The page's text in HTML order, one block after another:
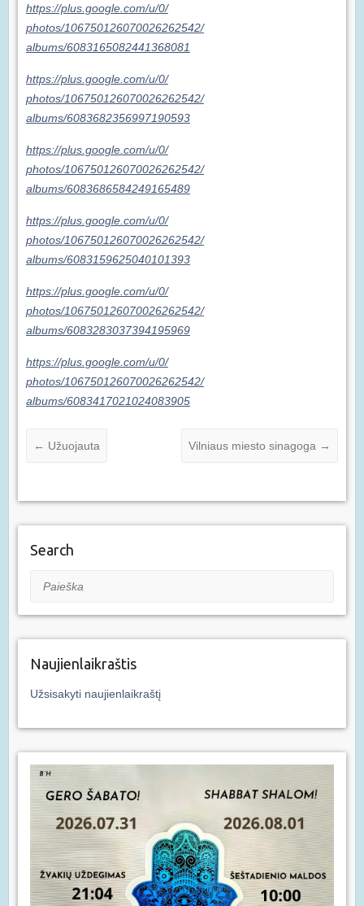
https://plus.google.com/u/0/
photos/106750126070026262542/
albums/6083165082441368081
https://plus.google.com/u/0/
photos/106750126070026262542/
albums/6083682356997190593
https://plus.google.com/u/0/
photos/106750126070026262542/
albums/6083686584249165489
https://plus.google.com/u/0/
photos/106750126070026262542/
albums/6083159625040101393
https://plus.google.com/u/0/
photos/106750126070026262542/
albums/6083283037394195969
https://plus.google.com/u/0/
photos/106750126070026262542/
albums/6083417021024083905
← Užuojauta Vilniaus miesto sinagoga →
Search
Paieška
Naujienlaikraštis
Užsisakyti naujienlaikraštį